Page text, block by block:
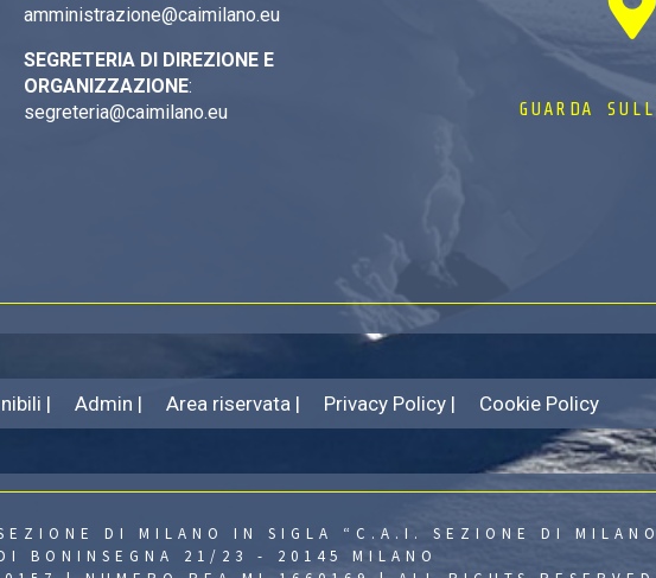
amministrazione@caimilano.eu
SEGRETERIA DI DIREZIONE E
ORGANIZZAZIONE:
segreteria@caimilano.eu
GUARDA
| Admin | Area riservata | Privacy Policy | Cookie Policy
DI MILANO IN SIGLA “C.A.I. SEZIONE DI
BONINSEGNA 21/23 - 20145 MILANO